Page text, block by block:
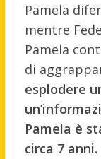
Pamela
mentre
Pamela
di
esplodere
Pamela è
circa 7 anni.